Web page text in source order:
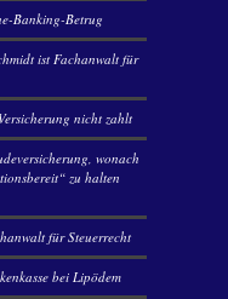
Banking-Betrug
ist Fachanwalt für
nicht zahlt
wonach
zu halten
für Steuerrecht
bei Lipödem